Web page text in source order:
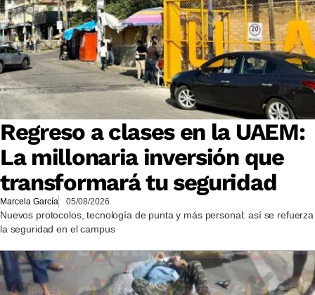
Regreso a clases en la UAEM:
La millonaria inversión que
transformará tu seguridad
Marcela García 05/08/2026
Nuevos protocolos, tecnología de punta y más personal: así se refuerza
la seguridad en el campus